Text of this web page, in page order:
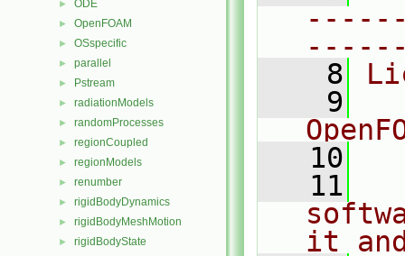
► ODE
► OpenFOAM
► OSspecific
► parallel
► Pstream
► radiationModels
► randomProcesses
► regionCoupled
► regionModels
► renumber
► rigidBodyDynamics
► rigidBodyMeshMotion
► rigidBodyState
    8
    9
   10
   11
it